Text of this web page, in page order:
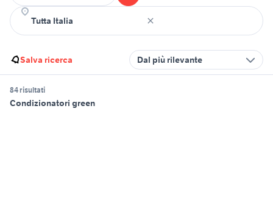
Salva ricerca Dal più rilevante
84 risultati
Condizionatori green